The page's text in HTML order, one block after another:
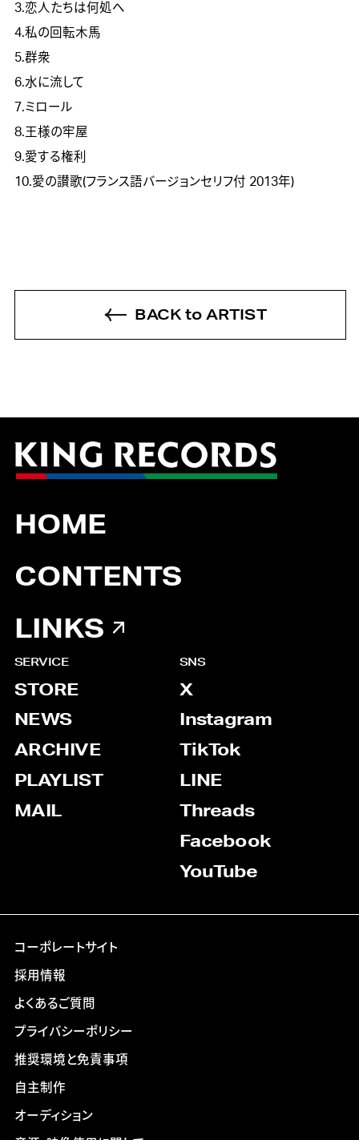
3.恋人たちは何処へ
4.私の回転木馬
5.群衆
6.水に流して
7.ミロール
8.王様の牢屋
9.愛する権利
10.愛の讃歌(フランス語バージョンセリフ付 2013年)
BACK to ARTIST
HOME
CONTENTS
LINKS
SERVICE
STORE
NEWS
ARCHIVE
PLAYLIST
MAIL
SNS
X
Instagram
TikTok
LINE
Threads
Facebook
YouTube
コーポレートサイト
採用情報
よくあるご質問
プライバシーポリシー
推奨環境と免責事項
自主制作
オーディション